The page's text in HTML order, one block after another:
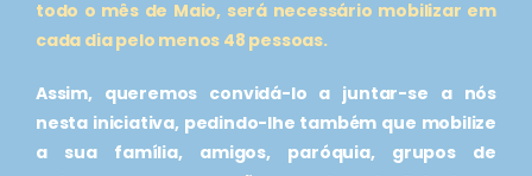
todo o mês de Maio, será necessário mobilizar em
cada dia pelo menos 48 pessoas.
Assim, queremos convidá-lo a juntar-se a nós
nesta iniciativa, pedindo-lhe também que mobilize
a sua família, amigos, paróquia, grupos de